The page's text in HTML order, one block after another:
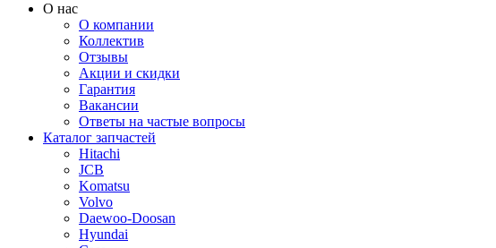
О нас
О компании
Коллектив
Отзывы
Акции и скидки
Гарантия
Вакансии
Ответы на частые вопросы
Каталог запчастей
Hitachi
JCB
Komatsu
Volvo
Daewoo-Doosan
Hyundai